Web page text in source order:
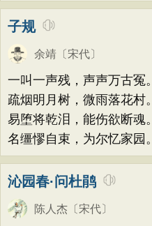
子规
余靖 〔宋代〕
一叫一声残，声声万古冤。
疏烟明月树，微雨落花村。
易堕将乾泪，能伤欲断魂。
名缰憀自束，为尔忆家园。
沁园春·问杜鹃
陈人杰 〔宋代〕